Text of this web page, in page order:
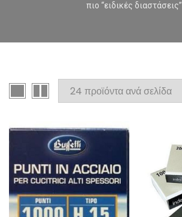
πιο “ειδικές διαστάσεις”